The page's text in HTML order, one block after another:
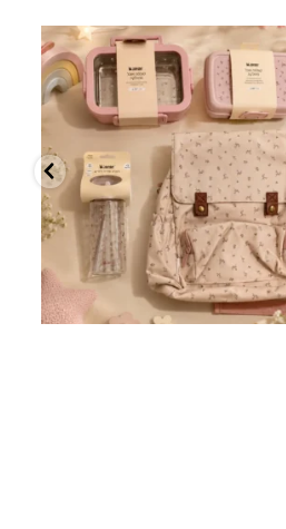
הקולקציה החדשה
9 4